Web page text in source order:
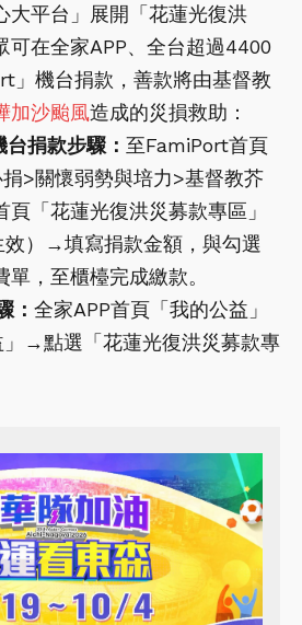
大平台」展開「花蓮光復洪
可在全家APP、全台超過4400
」機台捐款，善款將由基督教
加沙颱風造成的災損救助：
捐款步驟： 至FamiPort首頁
>關懷弱勢與培力>基督教芥
「花蓮光復洪災募款專區」
效）→填寫捐款金額，與勾選
，至櫃檯完成繳款。
： 全家APP首頁「我的公益」
→點選「花蓮光復洪災募款專